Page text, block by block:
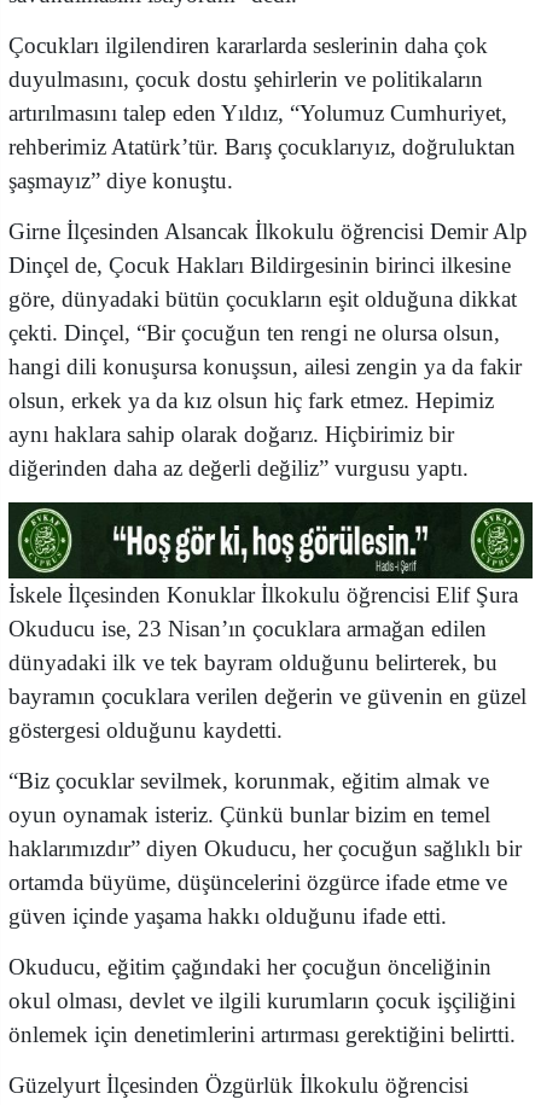
Çocukları ilgilendiren kararlarda seslerinin daha çok
duyulmasını, çocuk dostu şehirlerin ve politikaların
artırılmasını talep eden Yıldız, “Yolumuz Cumhuriyet,
rehberimiz Atatürk’tür. Barış çocuklarıyız, doğruluktan
şaşmayız” diye konuştu.
Girne İlçesinden Alsancak İlkokulu öğrencisi Demir Alp
Dinçel de, Çocuk Hakları Bildirgesinin birinci ilkesine
göre, dünyadaki bütün çocukların eşit olduğuna dikkat
çekti. Dinçel, “Bir çocuğun ten rengi ne olursa olsun,
hangi dili konuşursa konuşsun, ailesi zengin ya da fakir
olsun, erkek ya da kız olsun hiç fark etmez. Hepimiz
aynı haklara sahip olarak doğarız. Hiçbirimiz bir
diğerinden daha az değerli değiliz” vurgusu yaptı.
İskele İlçesinden Konuklar İlkokulu öğrencisi Elif Şura
Okuducu ise, 23 Nisan’ın çocuklara armağan edilen
dünyadaki ilk ve tek bayram olduğunu belirterek, bu
bayramın çocuklara verilen değerin ve güvenin en güzel
göstergesi olduğunu kaydetti.
“Biz çocuklar sevilmek, korunmak, eğitim almak ve
oyun oynamak isteriz. Çünkü bunlar bizim en temel
haklarımızdır” diyen Okuducu, her çocuğun sağlıklı bir
ortamda büyüme, düşüncelerini özgürce ifade etme ve
güven içinde yaşama hakkı olduğunu ifade etti.
Okuducu, eğitim çağındaki her çocuğun önceliğinin
okul olması, devlet ve ilgili kurumların çocuk işçiliğini
önlemek için denetimlerini artırması gerektiğini belirtti.
Güzelyurt İlçesinden Özgürlük İlkokulu öğrencisi